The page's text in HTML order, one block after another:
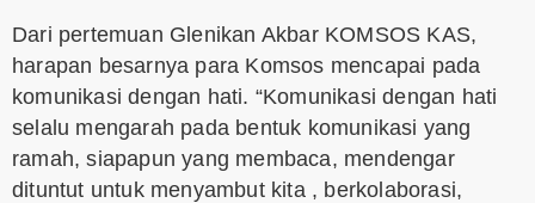
Dari pertemuan Glenikan Akbar KOMSOS KAS,
harapan besarnya para Komsos mencapai pada
komunikasi dengan hati. “Komunikasi dengan hati
selalu mengarah pada bentuk komunikasi yang
ramah, siapapun yang membaca, mendengar
dituntut untuk menyambut kita , berkolaborasi,